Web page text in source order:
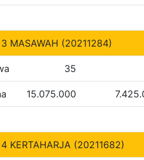
3 MASAWAH (20211284)
35
15.075.000
KERTAHARJA (20211682)